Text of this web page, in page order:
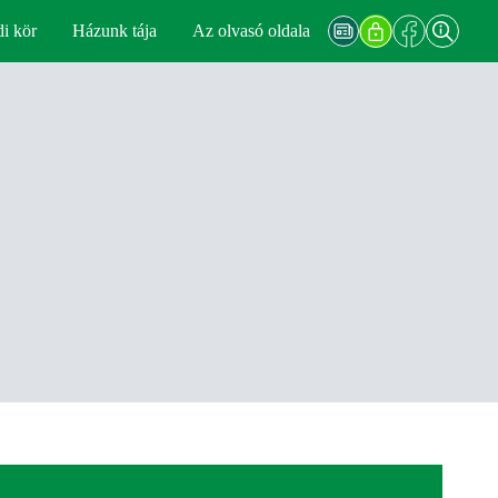
kör Házunk tája Az olvasó oldala